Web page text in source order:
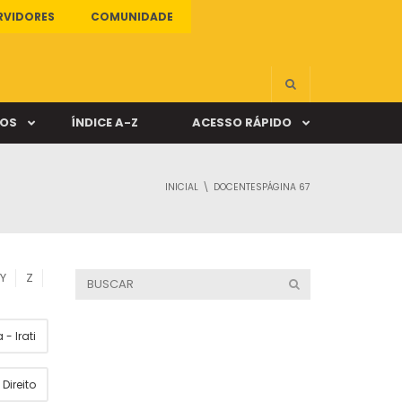
COMUNIDADE
ÍNDICE A-Z ACESSO RÁPIDO
INICIAL DOCENTESPÁGINA 67
Y Z
- Irati
Direito